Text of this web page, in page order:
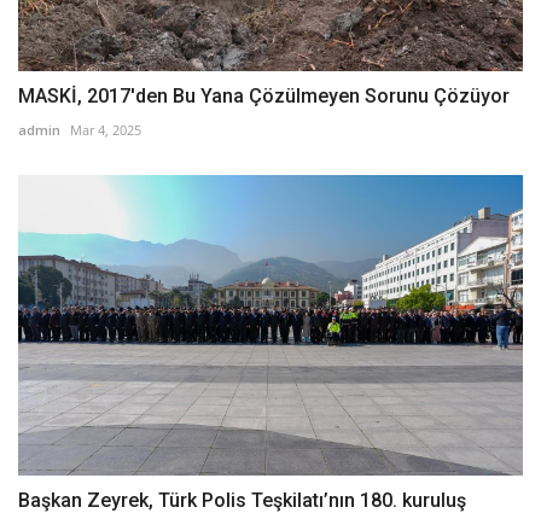
MASKİ, 2017'den Bu Yana Çözülmeyen Sorunu Çözüyor
admin Mar 4, 2025
Başkan Zeyrek, Türk Polis Teşkilatı’nın 180. kuruluş